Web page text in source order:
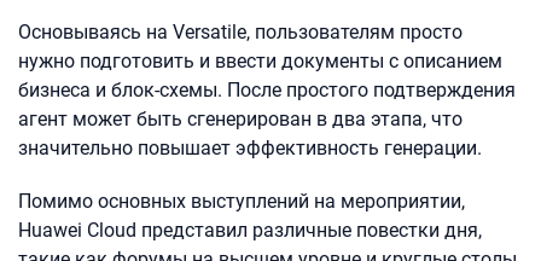
Основываясь на Versatile, пользователям просто
нужно подготовить и ввести документы с описанием
бизнеса и блок-схемы. После простого подтверждения
агент может быть сгенерирован в два этапа, что
значительно повышает эффективность генерации.
Помимо основных выступлений на мероприятии,
Huawei Cloud представил различные повестки дня,